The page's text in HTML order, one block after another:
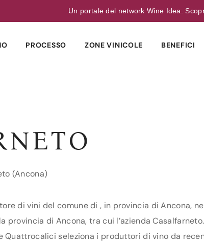
Un portale del network Wine Idea.
PROCESSO ZONE VINICOLE BENEFICI
(Ancona)
di vini del comune di , in provincia di Ancona,
di Ancona, tra cui l’azienda
Quattrocalici seleziona i produttori di vino da